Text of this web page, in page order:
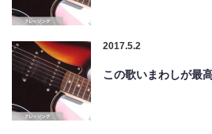
2017.5.2
この歌いまわしが最